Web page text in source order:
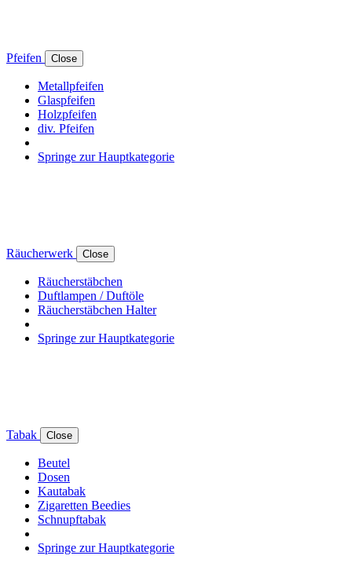
Pfeifen Close
Metallpfeifen
Glaspfeifen
Holzpfeifen
div. Pfeifen
Springe zur Hauptkategorie
Räucherwerk Close
Räucherstäbchen
Duftlampen / Duftöle
Räucherstäbchen Halter
Springe zur Hauptkategorie
Tabak Close
Beutel
Dosen
Kautabak
Zigaretten Beedies
Schnupftabak
Springe zur Hauptkategorie